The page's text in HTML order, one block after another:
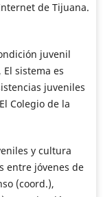
de Tijuana.
juvenil
sistema es
juveniles
Colegio de la
y cultura
entre jóvenes de
(coord.),